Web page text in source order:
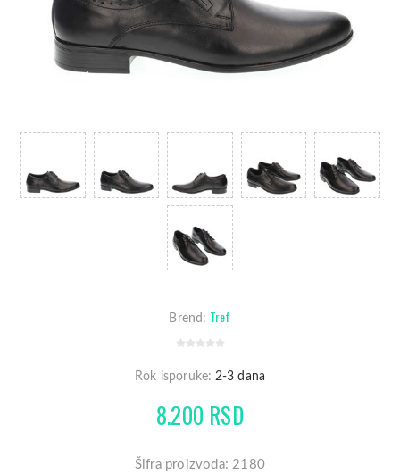
Brend: Tref
Rok isporuke: 2-3 dana
8.200 RSD
Šifra proizvoda: 2180